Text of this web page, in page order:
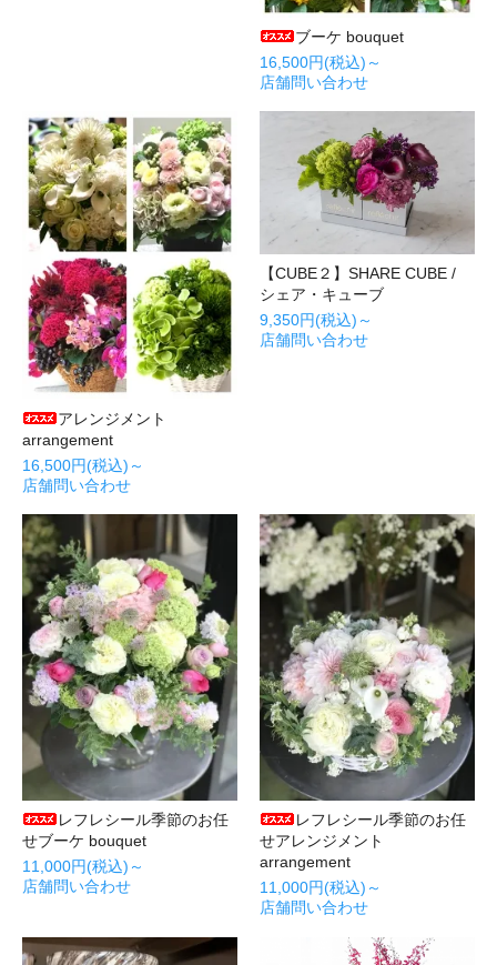
ブーケ bouquet
16,500円(税込)～
店舗問い合わせ
アレンジメント
arrangement
16,500円(税込)～
店舗問い合わせ
【CUBE２】SHARE CUBE /
シェア・キューブ
9,350円(税込)～
店舗問い合わせ
レフレシール季節のお任
せブーケ bouquet
11,000円(税込)～
店舗問い合わせ
レフレシール季節のお任
せアレンジメント
arrangement
11,000円(税込)～
店舗問い合わせ